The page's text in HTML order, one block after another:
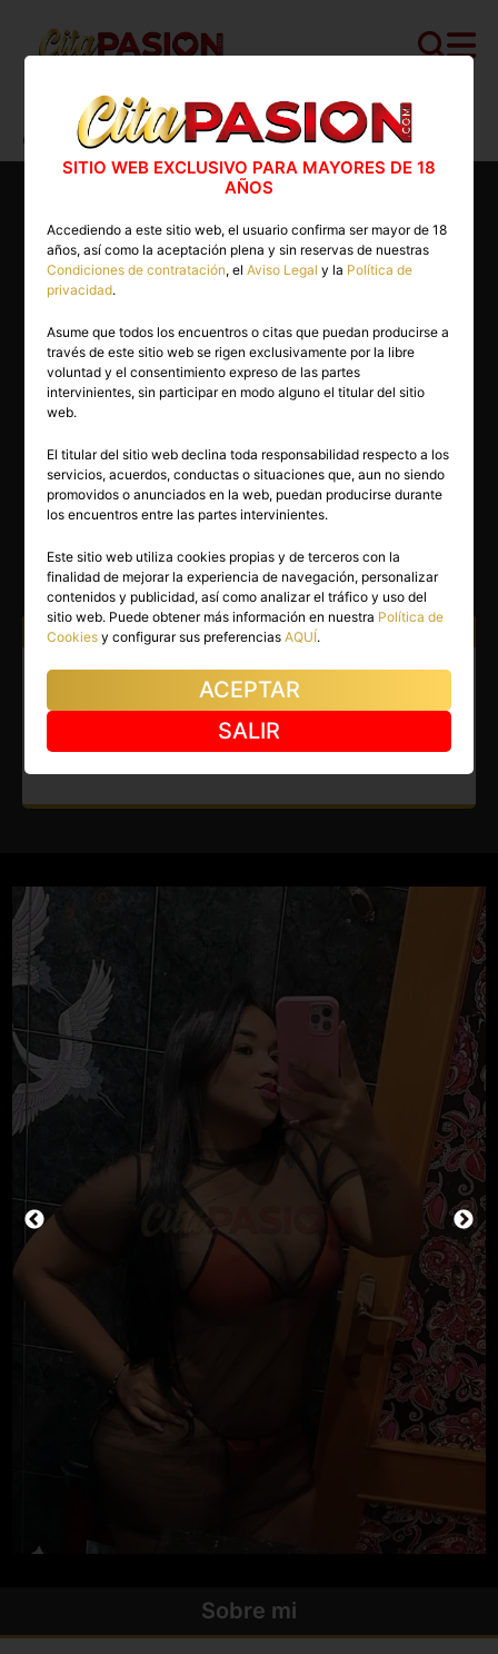
Cita PASION.COM>Escorts>Granada>
Granada capital>Dulce
25 años
DULCE
Granada capital(Granada)
(1)
Atiendo a: Hombres
Escort en Granada capital.
Disfruta esta novedad ideal
para ti.
Sobre mi
SITIO WEB EXCLUSIVO PARA MAYORES DE 18
AÑOS
Accediendo a este sitio web, el usuario confirma ser mayor de 18
años, así como la aceptación plena y sin reservas de nuestras
Condiciones de contratación, elAviso Legal y la Política de
privacidad.
Asume que todos los encuentros o citas que puedan producirse a
través de este sitio web se rigen exclusivamente por la libre
voluntad y el consentimiento expreso de las partes
intervinientes, sin participar en modo alguno el titular del sitio
web.
El titular del sitio web declina toda responsabilidad respecto a los
servicios, acuerdos, conductas o situaciones que, aun no siendo
promovidos o anunciados en la web, puedan producirse durante
los encuentros entre las partes intervinientes.
Este sitio web utiliza cookies propias y de terceros con la
finalidad de mejorar la experiencia de navegación, personalizar
contenidos y publicidad, así como analizar el tráfico y uso del
sitio web. Puede obtener más información en nuestra Política de
Cookies y configurar sus preferenciasAQUÍ.
ACEPTAR
SALIR